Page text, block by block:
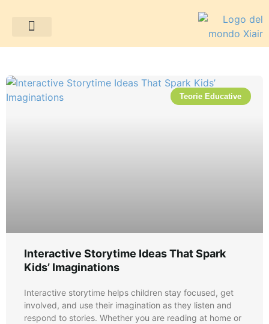
Teorie educative
Teorie Educative
Interactive Storytime Ideas That Spark
Kids’ Imaginations
Interactive storytime helps children stay focused, get
involved, and use their imagination as they listen and
respond to stories. Whether you are reading at home or